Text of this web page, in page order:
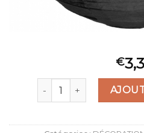
€
quantité de Lanterne